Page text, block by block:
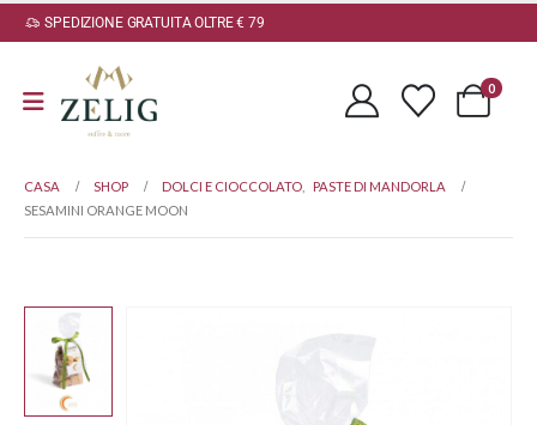
SPEDIZIONE GRATUITA OLTRE € 79
0
CASA SHOP DOLCI E CIOCCOLATO
PASTE DI MANDORLA
SESAMINI ORANGE MOON